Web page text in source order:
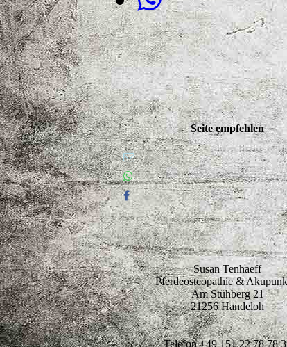
Seite empfehlen
Susan Tenhaeff
Pferdeosteopathie &
Am Stühberg 21
21256 Handeloh
Telefon +49 151 22 78 78